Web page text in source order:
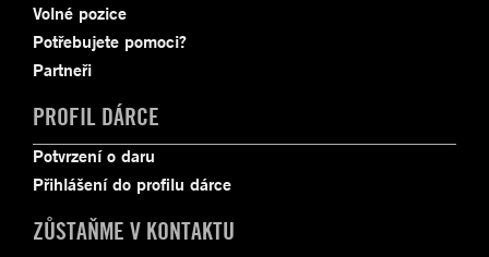
Volné pozice
Potřebujete pomoci?
Partneři
PROFIL DÁRCE
Potvrzení o daru
Přihlášení do profilu dárce
ZŮSTAŇME V KONTAKTU